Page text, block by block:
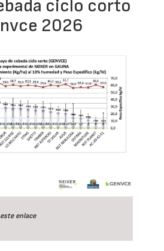
ciclo corto
2026
enlace